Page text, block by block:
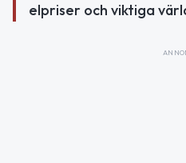
elpriser och viktiga